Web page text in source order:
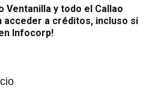
Ventanilla y todo el Callao
acceder a créditos, incluso si
Infocorp!